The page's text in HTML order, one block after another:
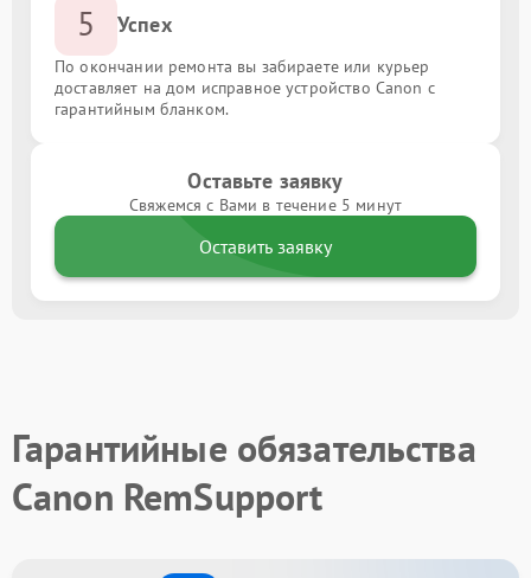
5 Успех
По окончании ремонта вы забираете или курьер
доставляет на дом исправное устройство Canon с
гарантийным бланком.
Оставьте заявку
Свяжемся с Вами в течение 5 минут
Оставить заявку
Гарантийные обязательства
Canon RemSupport